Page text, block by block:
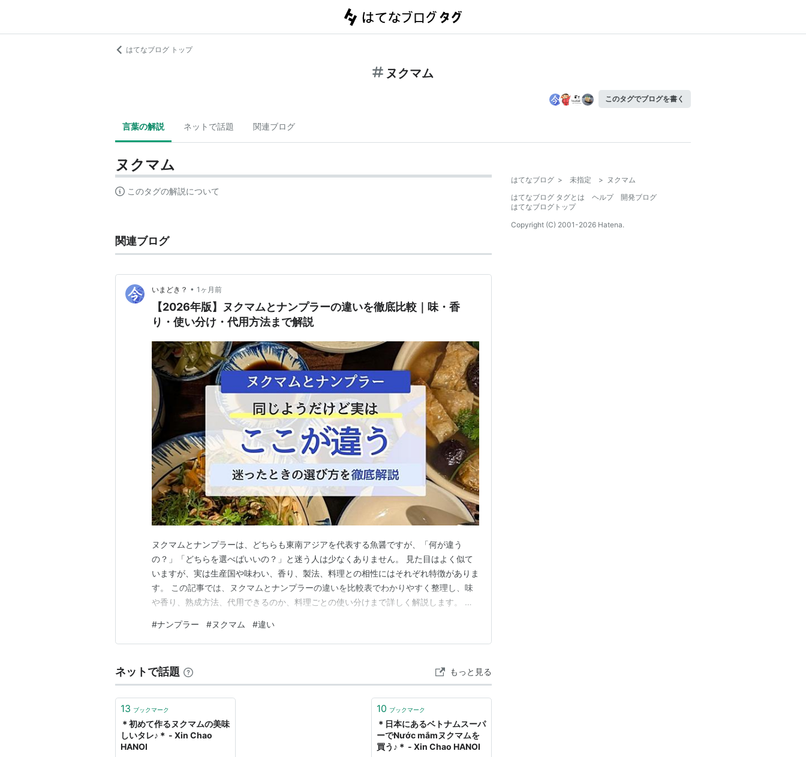
はてなブログ トップ
ヌクマム
このタグでブログを書く
言葉の解説 ネットで話題 関連ブログ
ヌクマム
このタグの解説について
関連ブログ
いまどき？ • 1ヶ月前
【2026年版】ヌクマムとナンプラーの違いを徹底比較｜味・香
り・使い分け・代用方法まで解説
ヌクマムとナンプラーは、どちらも東南アジアを代表する魚醤ですが、「何が違う
の？」「どちらを選べばいいの？」と迷う人は少なくありません。 見た目はよく似て
いますが、実は生産国や味わい、香り、製法、料理との相性にはそれぞれ特徴がありま
す。 この記事では、ヌクマムとナンプラーの違いを比較表でわかりやすく整理し、味
や香り、熟成方法、代用できるのか、料理ごとの使い分けまで詳しく解説します。 さ
ト、よくある疑問についても紹介しています。 この記事を読めば、自分に合った魚醤
がわかるだけでなく、ベトナム料理やタイ料理を家庭でも本格的に…
#ナンプラー #ヌクマム #違い
ネットで話題 もっと見る
13 ブックマーク
＊初めて作るヌクマムの美味
しいタレ♪＊ - Xin Chao
HANOI
10 ブックマーク
＊日本にあるベトナムスーパ
ーでNước mắmヌクマムを
買う♪＊ - Xin Chao HANOI
はてなブログ > 未指定 > ヌクマム
はてなブログ タグとは
ヘルプ
開発ブログ
はてなブログトップ
Copyright (C) 2001-2026 Hatena.